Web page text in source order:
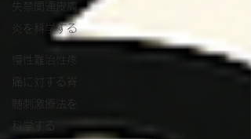
失禁関連皮膚
炎を科学する
慢性難治性疼
痛に対する脊
髄刺激療法を
科学する